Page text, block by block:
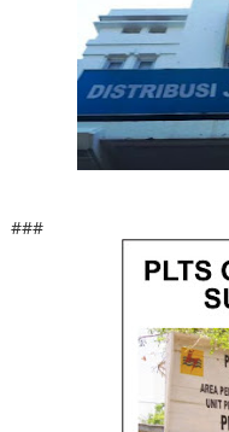
###